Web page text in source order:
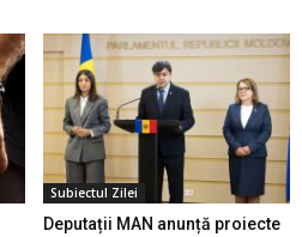
Subiectul Zilei
Deputații MAN anunță proiecte